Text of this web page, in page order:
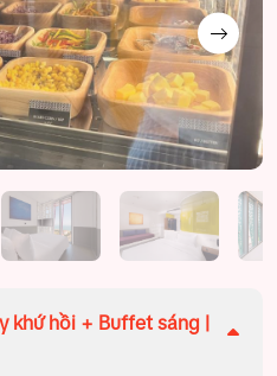
khứ hồi + Buffet sáng |